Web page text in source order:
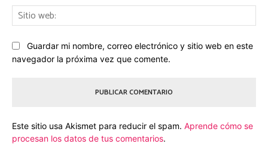
Guardar mi nombre, correo electrónico y sitio web en este
navegador la próxima vez que comente.
Este sitio usa Akismet para reducir el spam. Aprende cómo se
procesan los datos de tus comentarios.